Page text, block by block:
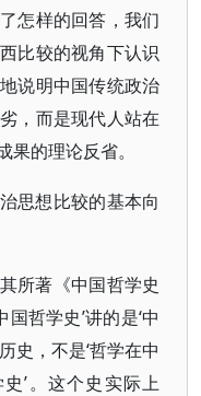
怎样的回答，我们
比较的视角下认识
说明中国传统政治
，而是现代人站在
的理论反省。
思想比较的基本向
所著《中国哲学史
哲学史’讲的是‘中
史，不是‘哲学在中
’。这个史实际上